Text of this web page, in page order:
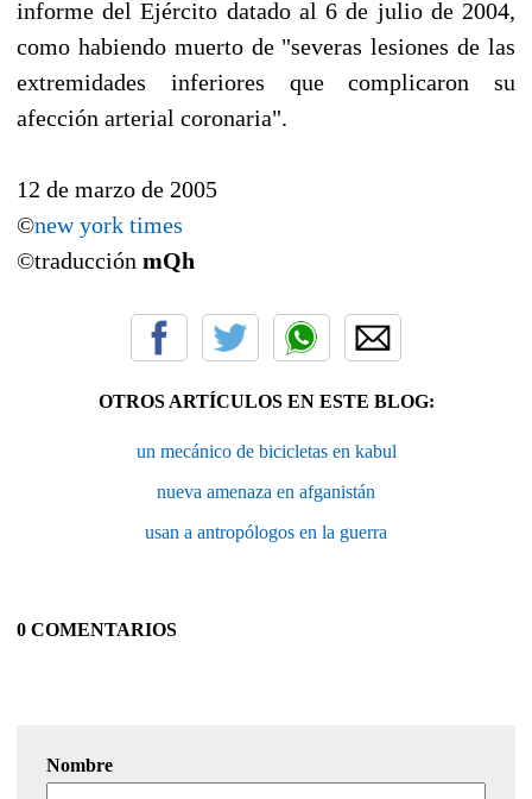
informe del Ejército datado al 6 de julio de 2004,
como habiendo muerto de "severas lesiones de las
extremidades inferiores que complicaron su
afección arterial coronaria".
12 de marzo de 2005
©new york times
©traducción mQh
OTROS ARTÍCULOS EN ESTE BLOG:
un mecánico de bicicletas en kabul
nueva amenaza en afganistán
usan a antropólogos en la guerra
0 COMENTARIOS
Nombre